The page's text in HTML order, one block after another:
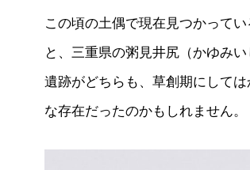
この頃の土偶で現在見つかって
と、三重県の粥見井尻（かゆみ
遺跡がどちらも、草創期にして
な存在だったのかもしれません。